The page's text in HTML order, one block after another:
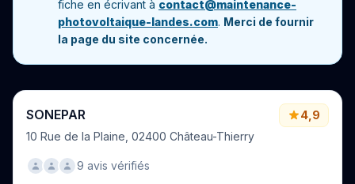
fiche en écrivant à contact@maintenance-
photovoltaique-landes.com. Merci de fournir
la page du site concernée.
SONEPAR
10 Rue de la Plaine, 02400 Château-Thierry
4,9
9 avis vérifiés